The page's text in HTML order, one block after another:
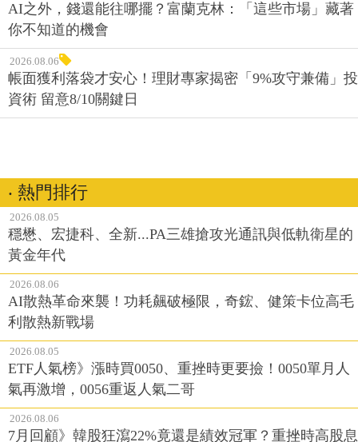
AI之外，錢還能往哪擺？富蘭克林：「這些市場」藏著
你不知道的機會
2026.08.06
帳面獲利落袋才安心！理財專家揭密「9%攻守兼備」投
資術 留意8/10關鍵日
‧ 熱門排行
2026.08.05
穩懋、宏捷科、全新...PA三雄搶攻光通訊與低軌衛星的
黃金年代
2026.08.06
AI散熱革命來襲！功耗飆破極限，奇鋐、健策卡位高毛
利散熱新戰場
2026.08.05
ETF人氣榜》漲時買0050、重挫時更要撿！0050單月人
氣再激增，0056重返人氣二哥
2026.08.06
7月回顧》韓股狂瀉22%竟還是績效冠軍？重挫時高股息